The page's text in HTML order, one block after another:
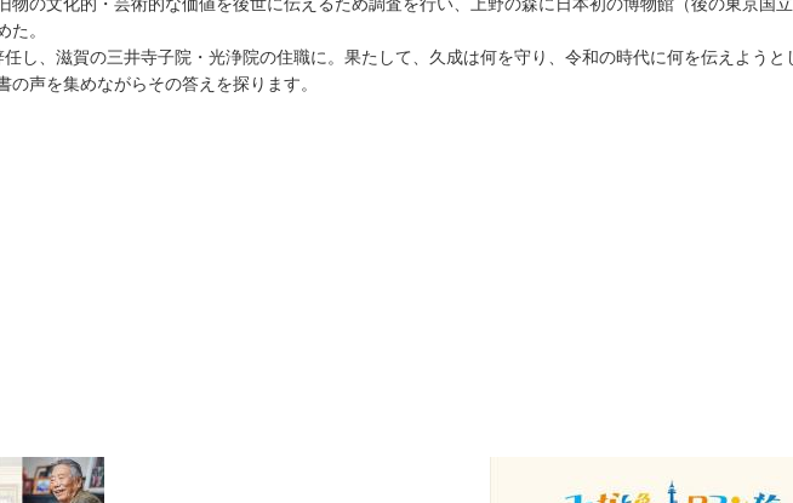
た。
し、滋賀の三井寺子院・光浄院の住職に。果たして、久成は何を守り、令和の時代に何を伝えようと
声を集めながらその答えを探ります。